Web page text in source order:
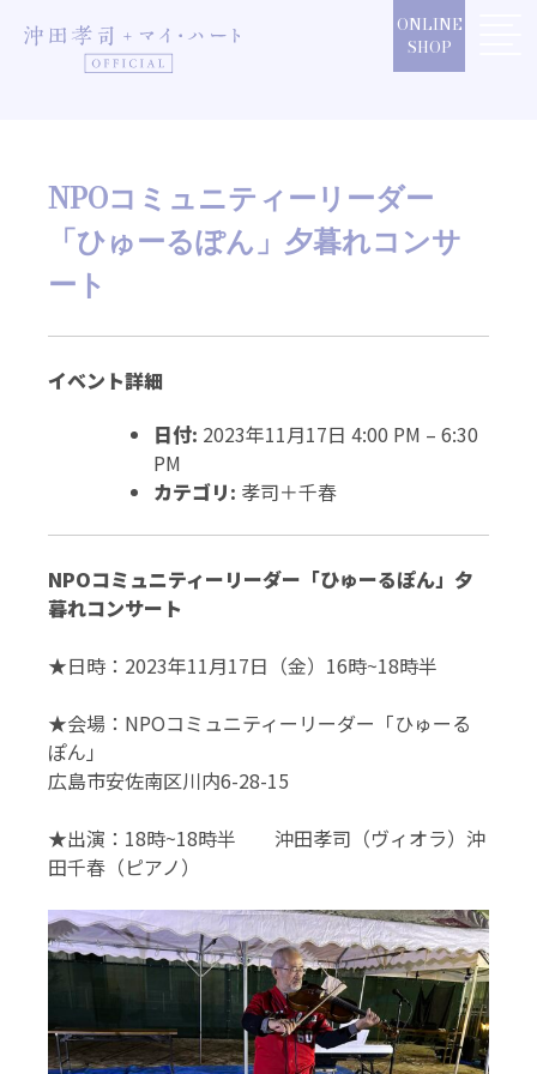
ONLINE
SHOP
NPOコミュニティーリーダー
「ひゅーるぽん」夕暮れコンサ
ート
イベント詳細
日付: 2023年11月17日 4:00 PM – 6:30
PM
カテゴリ: 孝司＋千春
NPOコミュニティーリーダー「ひゅーるぽん」夕
暮れコンサート
★日時：2023年11月17日（金）16時~18時半
★会場：NPOコミュニティーリーダー「ひゅーる
ぽん」
広島市安佐南区川内6-28-15
★出演：18時~18時半 沖田孝司（ヴィオラ）沖
田千春（ピアノ）